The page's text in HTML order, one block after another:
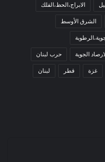
الابراج،الحظ،الفلك
الشرق الأوسط
الجوية حرب لبنان
غزة قطر لبنان